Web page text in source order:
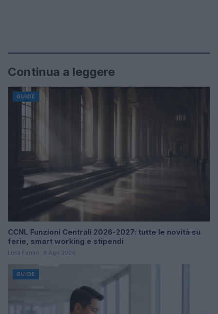
Continua a leggere
GUIDE
CCNL Funzioni Centrali 2026-2027: tutte le novità su
ferie, smart working e stipendi
Luca Ferrari · 8 Ago 2026
GUIDE